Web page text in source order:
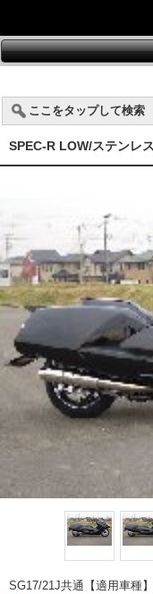
ここをタップして検索
SPEC-R LOW/ステンレ
SG17/21J共通【適用車種